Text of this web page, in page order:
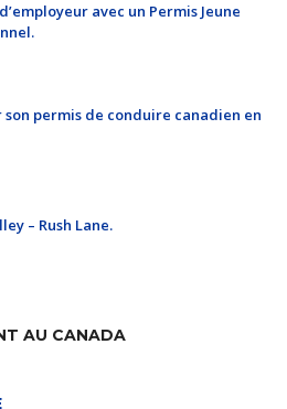
avec un Permis Jeune
son permis de conduire canadien en
– Rush Lane.
AU CANADA